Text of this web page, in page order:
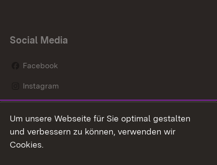
Social Media
Facebook
Instagram
Social Wall
Youtube
Um unsere Webseite für Sie optimal gestalten
und verbessern zu können, verwenden wir
Cookies.